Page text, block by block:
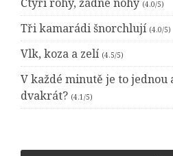
(4.0/5)
Tři kamarádi šnorchlují (4.0/5)
Vlk, koza a zelí (4.5/5)
V každé minutě je to jednou
dvakrát? (4.1/5)